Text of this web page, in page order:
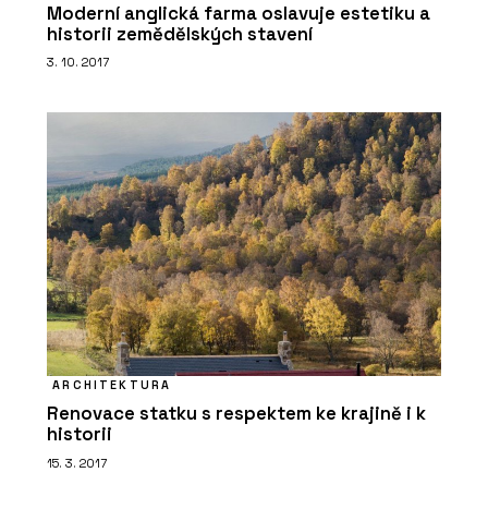
Moderní anglická farma oslavuje estetiku a
historii zemědělských stavení
3. 10. 2017
ARCHITEKTURA
Renovace statku s respektem ke krajině i k
historii
15. 3. 2017